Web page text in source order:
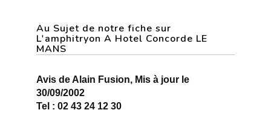
Au Sujet de notre fiche sur
L'amphitryon A Hotel Concorde LE
MANS
Avis de Alain Fusion, Mis à jour le
30/09/2002
Tel : 02 43 24 12 30